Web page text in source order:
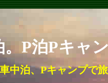
P泊Pキャ
中泊、Pキャンプで